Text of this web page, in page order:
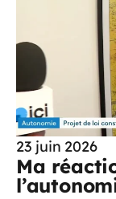
23 juin 2026
Ma